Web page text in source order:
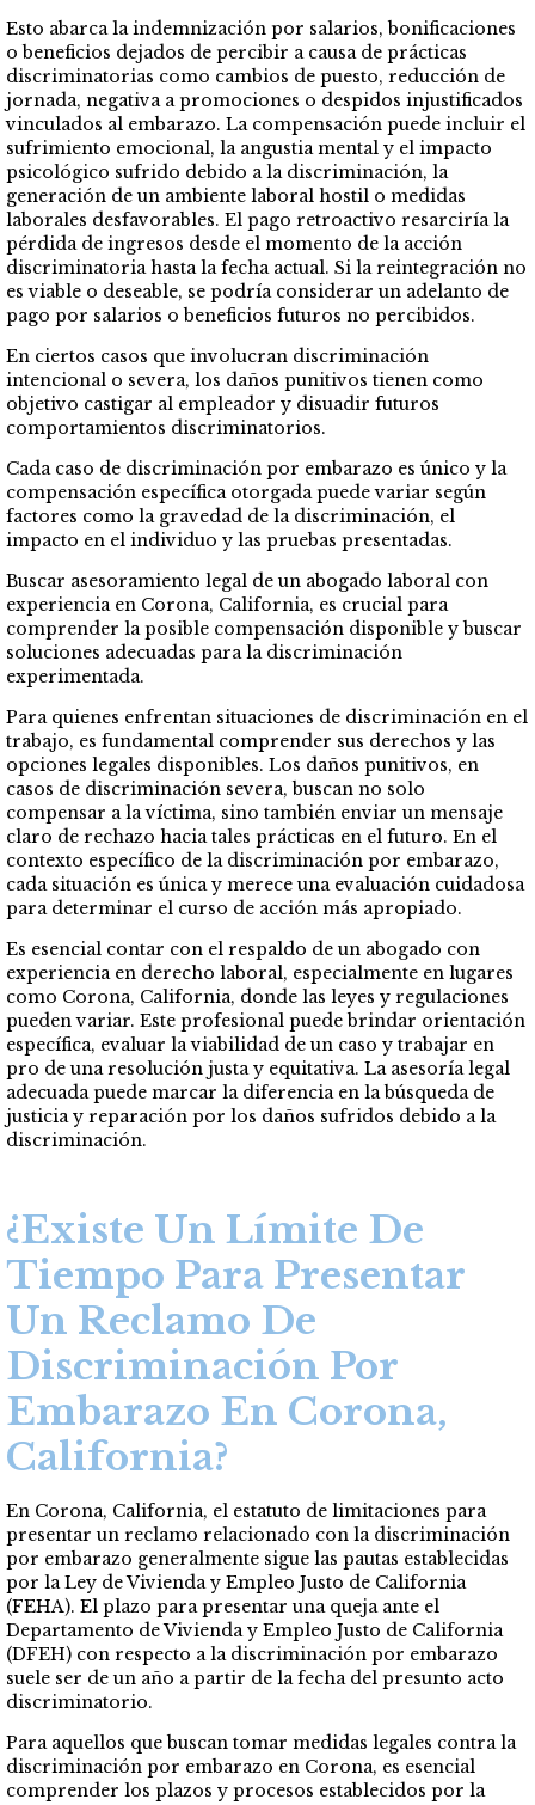
Esto abarca la indemnización por salarios, bonificaciones
o beneficios dejados de percibir a causa de prácticas
discriminatorias como cambios de puesto, reducción de
jornada, negativa a promociones o despidos injustificados
vinculados al embarazo. La compensación puede incluir el
sufrimiento emocional, la angustia mental y el impacto
psicológico sufrido debido a la discriminación, la
generación de un ambiente laboral hostil o medidas
laborales desfavorables. El pago retroactivo resarciría la
pérdida de ingresos desde el momento de la acción
discriminatoria hasta la fecha actual. Si la reintegración no
es viable o deseable, se podría considerar un adelanto de
pago por salarios o beneficios futuros no percibidos.
En ciertos casos que involucran discriminación
intencional o severa, los daños punitivos tienen como
objetivo castigar al empleador y disuadir futuros
comportamientos discriminatorios.
Cada caso de discriminación por embarazo es único y la
compensación específica otorgada puede variar según
factores como la gravedad de la discriminación, el
impacto en el individuo y las pruebas presentadas.
Buscar asesoramiento legal de un abogado laboral con
experiencia en Corona, California, es crucial para
comprender la posible compensación disponible y buscar
soluciones adecuadas para la discriminación
experimentada.
Para quienes enfrentan situaciones de discriminación en el
trabajo, es fundamental comprender sus derechos y las
opciones legales disponibles. Los daños punitivos, en
casos de discriminación severa, buscan no solo
compensar a la víctima, sino también enviar un mensaje
claro de rechazo hacia tales prácticas en el futuro. En el
contexto específico de la discriminación por embarazo,
cada situación es única y merece una evaluación cuidadosa
para determinar el curso de acción más apropiado.
Es esencial contar con el respaldo de un abogado con
experiencia en derecho laboral, especialmente en lugares
como Corona, California, donde las leyes y regulaciones
pueden variar. Este profesional puede brindar orientación
específica, evaluar la viabilidad de un caso y trabajar en
pro de una resolución justa y equitativa. La asesoría legal
adecuada puede marcar la diferencia en la búsqueda de
justicia y reparación por los daños sufridos debido a la
discriminación.
¿Existe Un Límite De
Tiempo Para Presentar
Un Reclamo De
Discriminación Por
Embarazo En Corona,
California?
En Corona, California, el estatuto de limitaciones para
presentar un reclamo relacionado con la discriminación
por embarazo generalmente sigue las pautas establecidas
por la Ley de Vivienda y Empleo Justo de California
(FEHA). El plazo para presentar una queja ante el
Departamento de Vivienda y Empleo Justo de California
(DFEH) con respecto a la discriminación por embarazo
suele ser de un año a partir de la fecha del presunto acto
discriminatorio.
Para aquellos que buscan tomar medidas legales contra la
discriminación por embarazo en Corona, es esencial
comprender los plazos y procesos establecidos por la